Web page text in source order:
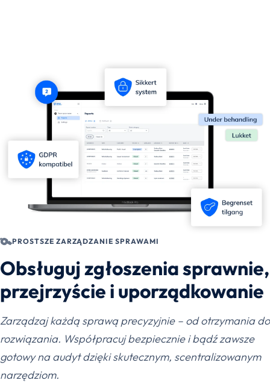
PROSTSZE ZARZĄDZANIE SPRAWAMI
Obsługuj zgłoszenia sprawnie,
przejrzyście i uporządkowanie
Zarządzaj każdą sprawą precyzyjnie – od otrzymania do
rozwiązania. Współpracuj bezpiecznie i bądź zawsze
gotowy na audyt dzięki skutecznym, scentralizowanym
narzędziom.